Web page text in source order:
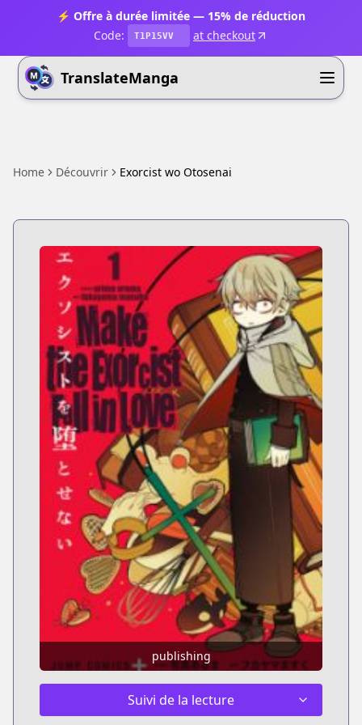
⚡ Offre à durée limitée — 15% de réduction
Code:
T1P15VV at checkout
TranslateManga
Home Découvrir Exorcist wo Otosenai
publishing
Suivi de la lecture